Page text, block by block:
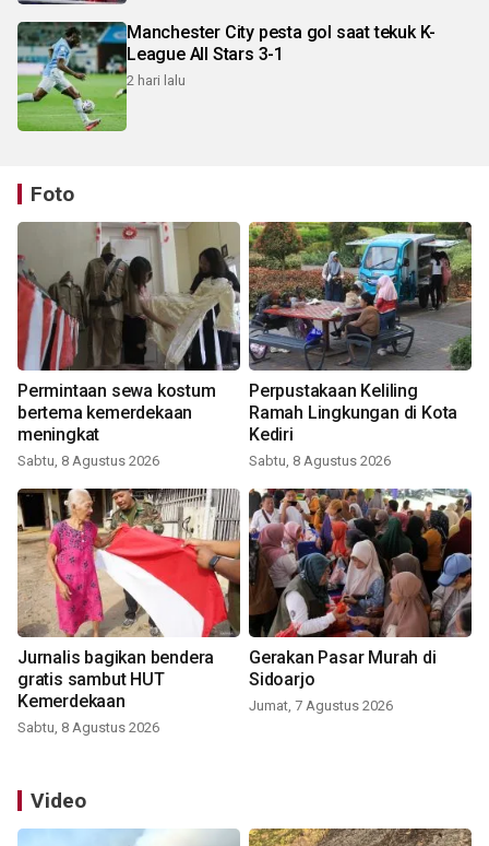
Manchester City pesta gol saat tekuk K-
League All Stars 3-1
2 hari lalu
Foto
Permintaan sewa kostum
bertema kemerdekaan
meningkat
Sabtu, 8 Agustus 2026
Perpustakaan Keliling
Ramah Lingkungan di Kota
Kediri
Sabtu, 8 Agustus 2026
Jurnalis bagikan bendera
gratis sambut HUT
Kemerdekaan
Sabtu, 8 Agustus 2026
Gerakan Pasar Murah di
Sidoarjo
Jumat, 7 Agustus 2026
Video